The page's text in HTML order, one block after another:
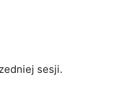
sesji.